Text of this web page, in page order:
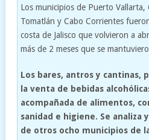
Los municipios de Puerto
Tomatlán y Cabo Corrientes
costa de Jalisco que volvieron a
más de 2 meses que se
Los bares, antros y cantinas,
la venta de bebidas
acompañada de alimentos,
sanidad e higiene. Se analiza
de otros ocho municipios de